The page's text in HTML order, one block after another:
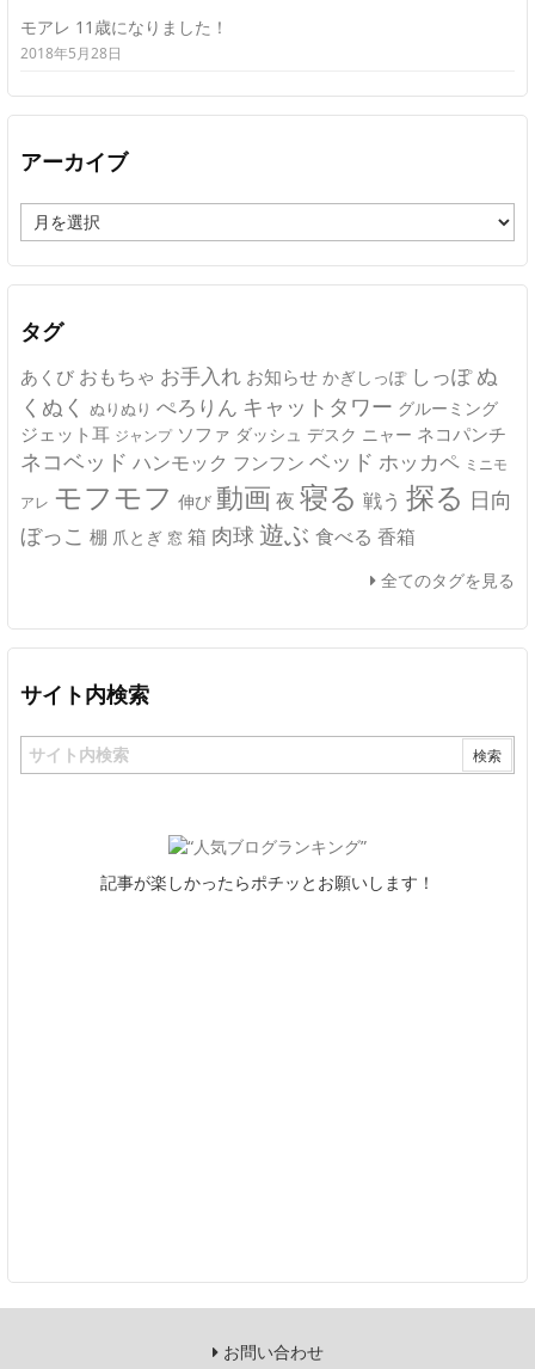
モアレ 11歳になりました！
2018年5月28日
アーカイブ
ー
カ
イ
タグ
あくび おもちゃ お手入れ お知らせ かぎしっぽ しっぽ ぬ
くぬく ぬりぬり ぺろりん キャットタワー グルーミング
ジェット耳 ジャンプ ソファ ダッシュ デスク ニャー ネコパンチ
ネコベッド ハンモック フンフン ベッド ホッカペ ミニモ
アレ モフモフ 伸び 動画 夜 寝る 戦う 探る 日向
ぼっこ 棚 爪とぎ 窓 箱 肉球 遊ぶ 食べる 香箱
全てのタグを見る
サイト内検索
記事が楽しかったらポチッとお願いします！
お問い合わせ